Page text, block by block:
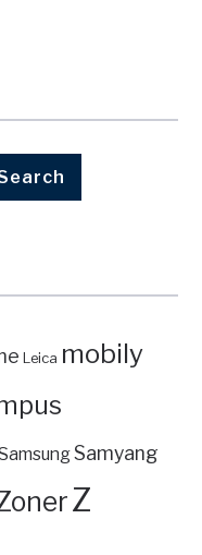
Leica mobily
Samyang
Z